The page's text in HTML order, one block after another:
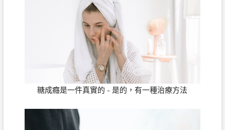
糖成癮是一件真實的 - 是的，有一種治療方法